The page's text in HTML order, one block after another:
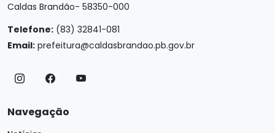
Caldas Brandão- 58350-000
Telefone: (83) 32841-081
Email: prefeitura@caldasbrandao.pb.gov.br
Navegação